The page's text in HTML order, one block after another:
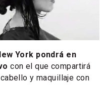
York pondrá en
con el que compartirá
y maquillaje con